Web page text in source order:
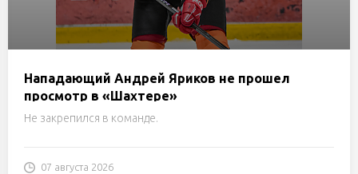
Нападающий Андрей Яриков не прошел
просмотр в «Шахтере»
Не закрепился в команде.
07 августа 2026